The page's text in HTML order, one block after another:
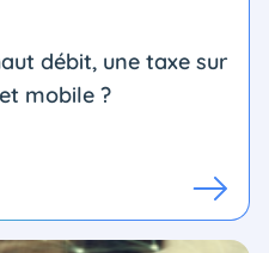
débit, une taxe sur
mobile ?